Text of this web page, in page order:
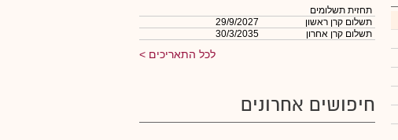
תחזית תשלומים
תשלום קרן ראשון
29/9/2027
תשלום קרן אחרון
30/3/2035
לכל התאריכים
חיפושים אחרונים